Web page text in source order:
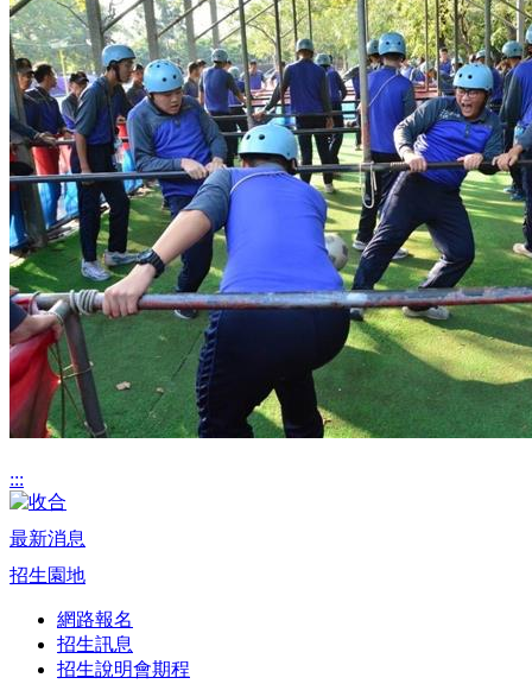
:::
最新消息
招生園地
網路報名
招生訊息
招生說明會期程